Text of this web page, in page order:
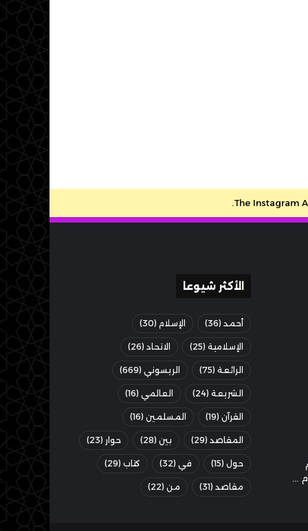
The Instagram
الأكثر شيوعا
أحمد (36) الإسلام (30)
الإسلامية (25) الاتحاد (26)
الرائعة (75) الريسوني (669)
الشريعة (24) العالمي (16)
القرآن (19) المسلمين (16)
المقاصد (29) بين (28) حوار (23)
حول (15) في (32) كتاب (29)
مقاصد (31) من (22)